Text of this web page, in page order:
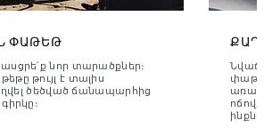
ՓԱԹԵԹ
նոր տարածքներ։
թույլ է տալիս
ծեծված ճանապարհից